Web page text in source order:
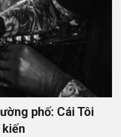
phố: Cái Tôi